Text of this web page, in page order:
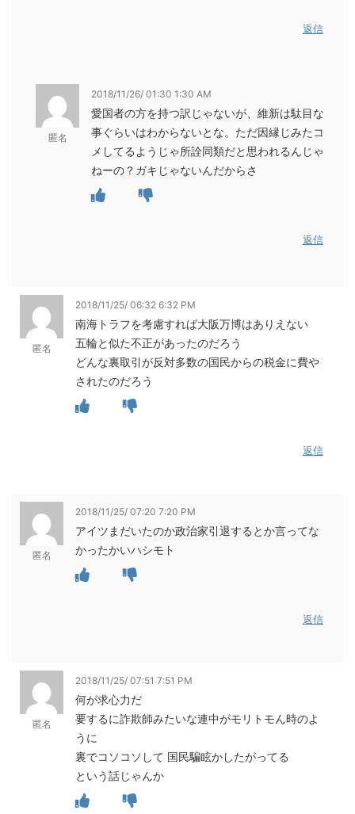
返信
匿名
2018/11/26/ 01:30 1:30 AM
愛国者の方を持つ訳じゃないが、維新は駄目な
事ぐらいはわからないとな。ただ因縁じみたコ
メしてるようじゃ所詮同類だと思われるんじゃ
ねーの？ガキじゃないんだからさ
返信
匿名
2018/11/25/ 06:32 6:32 PM
南海トラフを考慮すれば大阪万博はありえない
五輪と似た不正があったのだろう
どんな裏取引が反対多数の国民からの税金に費や
されたのだろう
返信
匿名
2018/11/25/ 07:20 7:20 PM
アイツまだいたのか政治家引退するとか言ってな
かったかいハシモト
返信
匿名
2018/11/25/ 07:51 7:51 PM
何が求心力だ
要するに詐欺師みたいな連中がモリトモん時のよ
うに
裏でコソコソして 国民騙眩かしたがってる
という話じゃんか